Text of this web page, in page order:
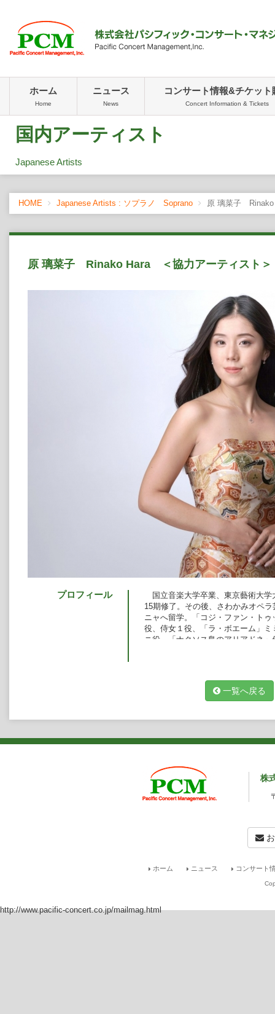
ホーム
Home
ニュース
News
コンサート情報&チケット
Concert Information & Tickets
国内アーティスト
Japanese Artists
HOME Japanese Artists : ソプラノ Soprano 原 璃菜子
原 璃菜子 Rinako Hara ＜協力アーティスト＞
プロフィール
国立音楽大学卒業、東京藝術大学
15期修了。その後、さわかみオペ
ニャへ留学。「コジ・ファン・ト
役、侍女１役、「ラ・ボエーム」
ニ役、「ナクソス島のアリアドネ
初めて公式の演奏会に出演し、オ
ィ歌曲国際コンクール特別賞受賞
一覧へ戻る
株
ホーム ニュース コンサート
http://www.pacific-concert.co.jp/mailmag.html